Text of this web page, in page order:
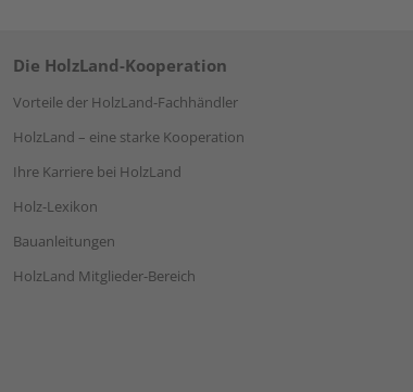
Die HolzLand-Kooperation
Vorteile der HolzLand-Fachhändler
HolzLand – eine starke Kooperation
Ihre Karriere bei HolzLand
Holz-Lexikon
Bauanleitungen
HolzLand Mitglieder-Bereich